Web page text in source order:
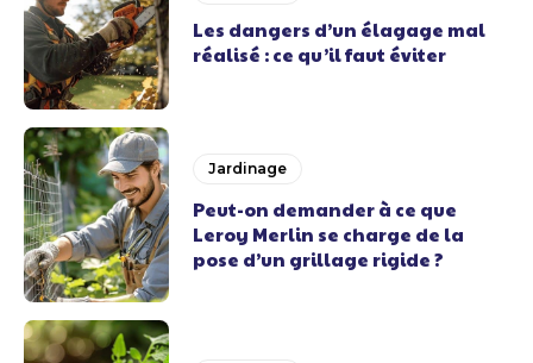
Les dangers d’un élagage mal
réalisé : ce qu’il faut éviter
Jardinage
Peut-on demander à ce que
Leroy Merlin se charge de la
pose d’un grillage rigide ?